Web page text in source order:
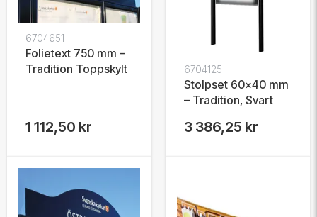
6704651
Folietext 750 mm –
Tradition Toppskylt
1 112,50 kr
6704125
Stolpset 60x40 mm
– Tradition, Svart
3 386,25 kr